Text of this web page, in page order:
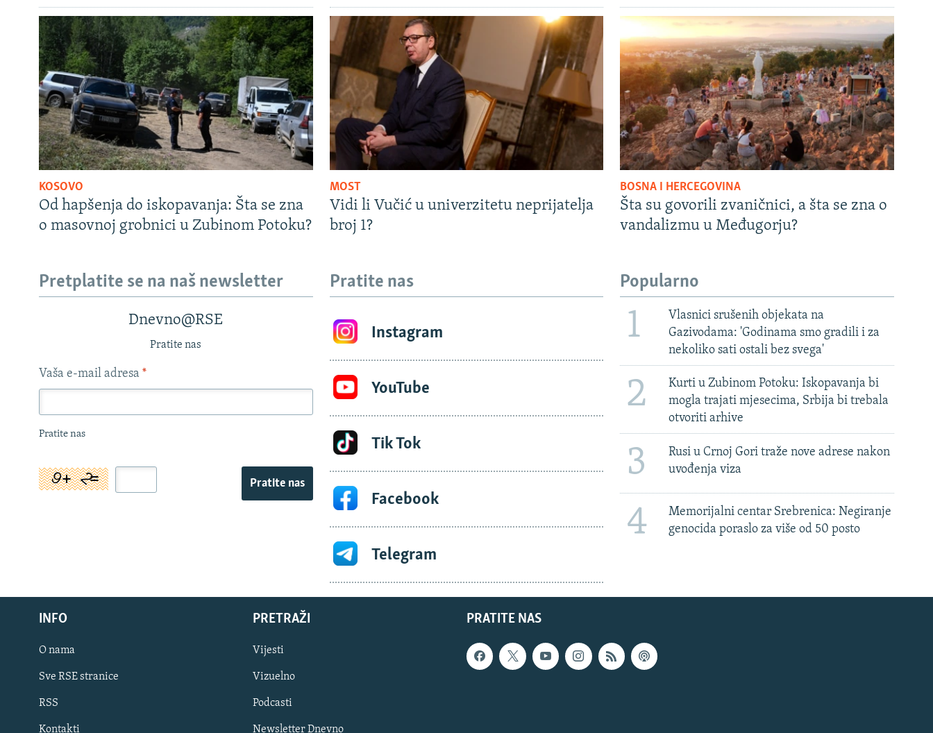
KOSOVO
Od hapšenja do iskopavanja: Šta se zna
o masovnoj grobnici u Zubinom Potoku?
MOST
Vidi li Vučić u univerzitetu neprijatelja
broj 1?
BOSNA I HERCEGOVINA
Šta su govorili zvaničnici, a šta se zna o
vandalizmu u Međugorju?
Pretplatite se na naš newsletter
Dnevno@RSE
Pratite nas
Vaša e-mail adresa *
Pratite nas
Pratite nas
Pratite nas
Instagram
YouTube
Tik Tok
Facebook
Telegram
Popularno
1
Vlasnici srušenih objekata na
Gazivodama: 'Godinama smo gradili i za
nekoliko sati ostali bez svega'
2
Kurti u Zubinom Potoku: Iskopavanja bi
mogla trajati mjesecima, Srbija bi trebala
otvoriti arhive
3
Rusi u Crnoj Gori traže nove adrese nakon
uvođenja viza
4
Memorijalni centar Srebrenica: Negiranje
genocida poraslo za više od 50 posto
PRATITE NAS
INFO
O nama
Sve RSE stranice
RSS
Kontakti
PRETRAŽI
Vijesti
Vizuelno
Podcasti
Newsletter Dnevno